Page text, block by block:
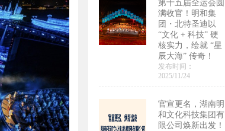
第十五届全运会圆
满收官！明和集
团・北特圣迪以
“文化 + 科技” 硬
核实力，绘就 “星
辰大海” 传奇！
发布时间：
2025/11/24
官宣更名，湖南明
和文化科技集团有
限公司焕新出发！